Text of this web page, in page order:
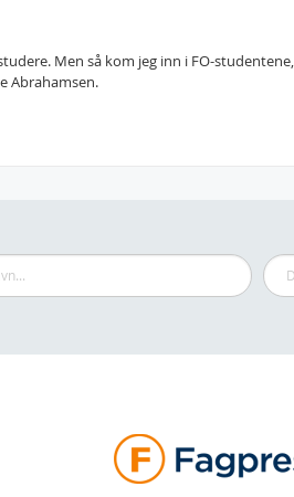
Men så kom jeg inn i FO-
Abrahamsen.